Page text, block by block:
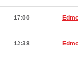
17:00
12:38